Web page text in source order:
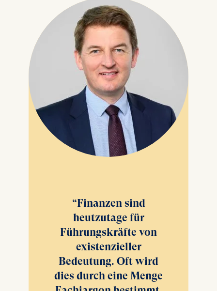
Finanzen sind
heutzutage für
Führungskräfte von
existenzieller
Bedeutung. Oft wird
dies durch eine Menge